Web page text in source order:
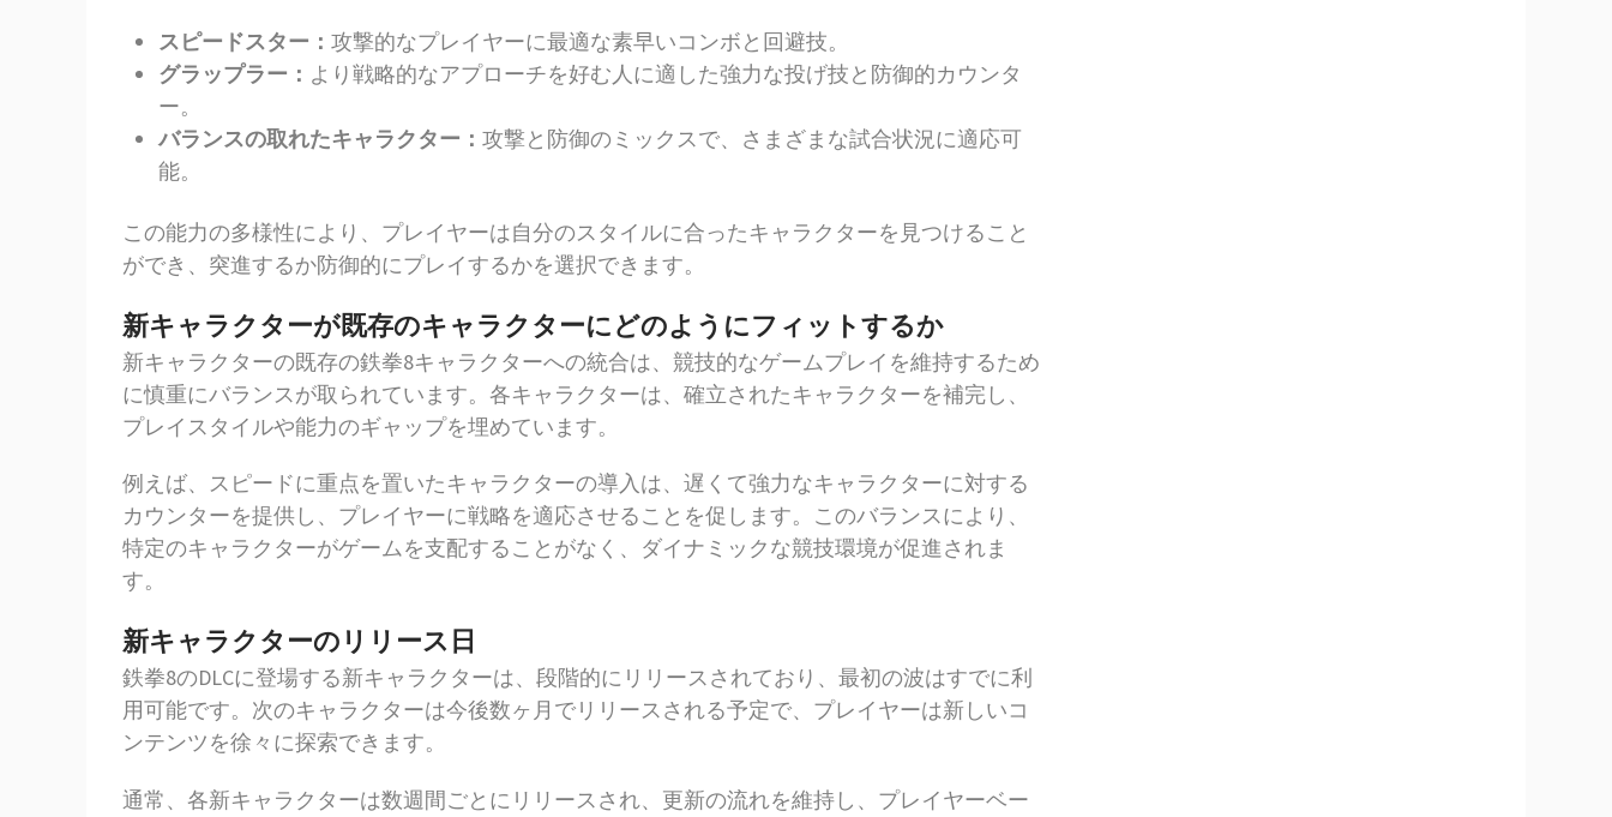
スピードスター： 攻撃的なプレイヤーに最適な素早いコンボと回避技。
グラップラー： より戦略的なアプローチを好む人に適した強力な投げ技と防御的カウンタ
ー。
バランスの取れたキャラクター： 攻撃と防御のミックスで、さまざまな試合状況に適応可
能。
この能力の多様性により、プレイヤーは自分のスタイルに合ったキャラクターを見つけること
ができ、突進するか防御的にプレイするかを選択できます。
新キャラクターが既存のキャラクターにどのようにフィットするか
新キャラクターの既存の鉄拳8キャラクターへの統合は、競技的なゲームプレイを維持するため
に慎重にバランスが取られています。各キャラクターは、確立されたキャラクターを補完し、
プレイスタイルや能力のギャップを埋めています。
例えば、スピードに重点を置いたキャラクターの導入は、遅くて強力なキャラクターに対する
カウンターを提供し、プレイヤーに戦略を適応させることを促します。このバランスにより、
特定のキャラクターがゲームを支配することがなく、ダイナミックな競技環境が促進されま
す。
新キャラクターのリリース日
鉄拳8のDLCに登場する新キャラクターは、段階的にリリースされており、最初の波はすでに利
用可能です。次のキャラクターは今後数ヶ月でリリースされる予定で、プレイヤーは新しいコ
ンテンツを徐々に探索できます。
通常、各新キャラクターは数週間ごとにリリースされ、更新の流れを維持し、プレイヤーベー